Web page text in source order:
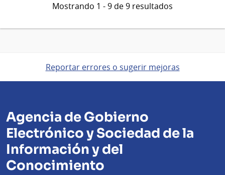
Mostrando 1 - 9 de 9 resultados
Reportar errores o sugerir mejoras
Agencia de Gobierno
Electrónico y Sociedad de la
Información y del
Conocimiento